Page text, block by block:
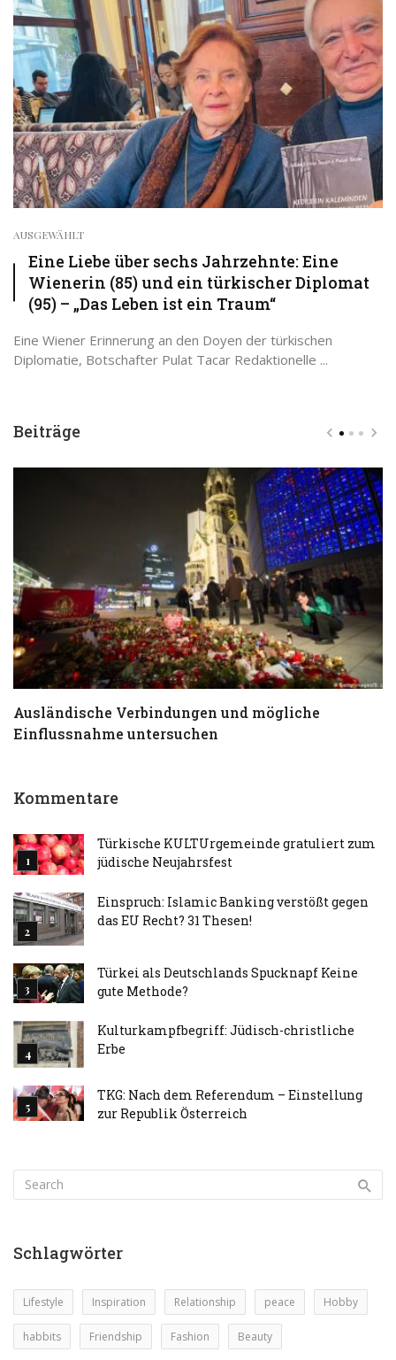
AUSGEWÄHLT
Eine Liebe über sechs Jahrzehnte: Eine
Wienerin (85) und ein türkischer Diplomat
(95) – „Das Leben ist ein Traum“
Eine Wiener Erinnerung an den Doyen der türkischen
Diplomatie, Botschafter Pulat Tacar Redaktionelle ...
Beiträge
Ausländische Verbindungen und mögliche
Einflussnahme untersuchen
Kommentare
Türkische KULTUrgemeinde gratuliert zum
jüdische Neujahrsfest
Einspruch: Islamic Banking verstößt gegen
das EU Recht? 31 Thesen!
Türkei als Deutschlands Spucknapf Keine
gute Methode?
Kulturkampfbegriff: Jüdisch-christliche
Erbe
TKG: Nach dem Referendum – Einstellung
zur Republik Österreich
Schlagwörter
Lifestyle Inspiration Relationship peace Hobby
habbits Friendship Fashion Beauty